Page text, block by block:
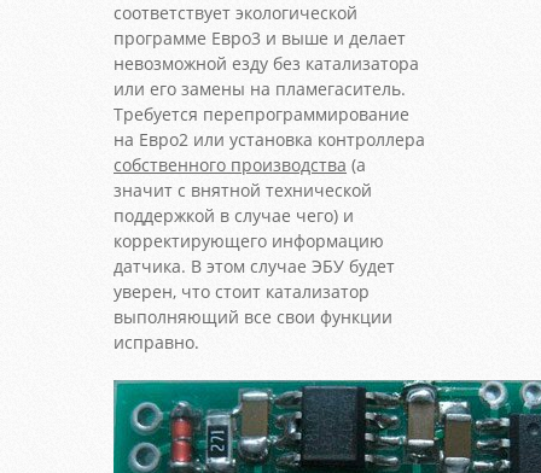
соответствует экологической
программе Евро3 и выше и делает
невозможной езду без катализатора
или его замены на пламегаситель.
Требуется перепрограммирование
на Евро2 или установка контроллера
собственного производства (а
значит с внятной технической
поддержкой в случае чего) и
корректирующего информацию
датчика. В этом случае ЭБУ будет
уверен, что стоит катализатор
выполняющий все свои функции
исправно.